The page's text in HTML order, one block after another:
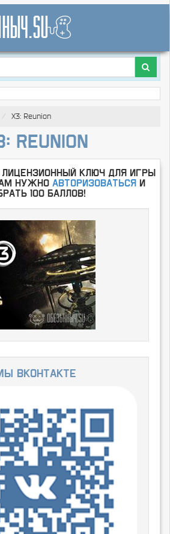
X3: Reunion
Reunion
ключ для игры
нужно Авторизоваться и
100 баллов!
ВКонтакте